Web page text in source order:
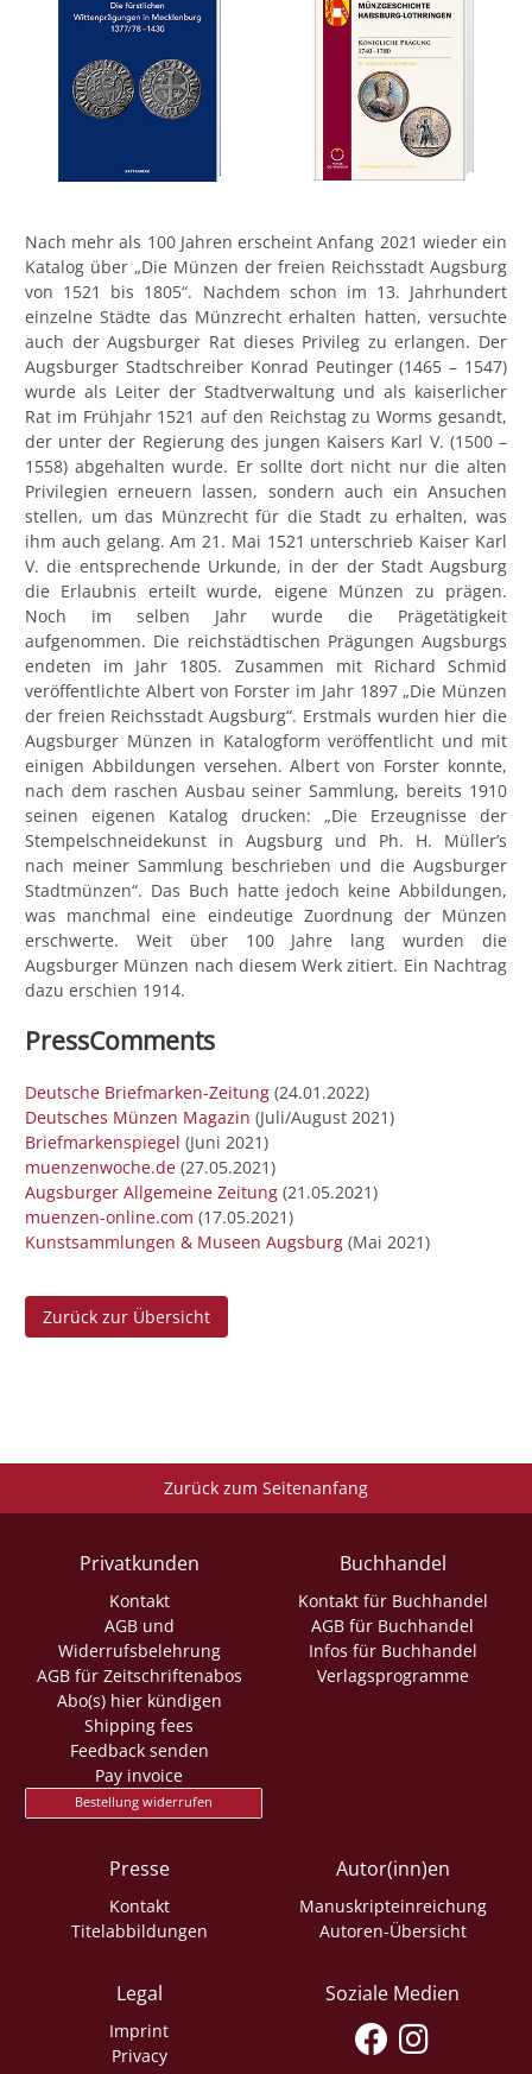
Nach mehr als 100 Jahren erscheint Anfang 2021 wieder ein
Katalog über „Die Münzen der freien Reichsstadt Augsburg
von 1521 bis 1805“. Nachdem schon im 13. Jahrhundert
einzelne Städte das Münzrecht erhalten hatten, versuchte
auch der Augsburger Rat dieses Privileg zu erlangen. Der
Augsburger Stadtschreiber Konrad Peutinger (1465 – 1547)
wurde als Leiter der Stadtverwaltung und als kaiserlicher
Rat im Frühjahr 1521 auf den Reichstag zu Worms gesandt,
der unter der Regierung des jungen Kaisers Karl V. (1500 –
1558) abgehalten wurde. Er sollte dort nicht nur die alten
Privilegien erneuern lassen, sondern auch ein Ansuchen
stellen, um das Münzrecht für die Stadt zu erhalten, was
ihm auch gelang. Am 21. Mai 1521 unterschrieb Kaiser Karl
V. die entsprechende Urkunde, in der der Stadt Augsburg
die Erlaubnis erteilt wurde, eigene Münzen zu prägen.
Noch im selben Jahr wurde die Prägetätigkeit
aufgenommen. Die reichstädtischen Prägungen Augsburgs
endeten im Jahr 1805. Zusammen mit Richard Schmid
veröffentlichte Albert von Forster im Jahr 1897 „Die Münzen
der freien Reichsstadt Augsburg“. Erstmals wurden hier die
Augsburger Münzen in Katalogform veröffentlicht und mit
einigen Abbildungen versehen. Albert von Forster konnte,
nach dem raschen Ausbau seiner Sammlung, bereits 1910
seinen eigenen Katalog drucken: „Die Erzeugnisse der
Stempelschneidekunst in Augsburg und Ph. H. Müller’s
nach meiner Sammlung beschrieben und die Augsburger
Stadtmünzen“. Das Buch hatte jedoch keine Abbildungen,
was manchmal eine eindeutige Zuordnung der Münzen
erschwerte. Weit über 100 Jahre lang wurden die
Augsburger Münzen nach diesem Werk zitiert. Ein Nachtrag
dazu erschien 1914.
PressComments
Deutsche Briefmarken-Zeitung (24.01.2022)
Deutsches Münzen Magazin (Juli/August 2021)
Briefmarkenspiegel (Juni 2021)
muenzenwoche.de (27.05.2021)
Augsburger Allgemeine Zeitung (21.05.2021)
muenzen-online.com (17.05.2021)
Kunstsammlungen & Museen Augsburg (Mai 2021)
Zurück zur Übersicht
Zurück zum Seitenanfang
Privatkunden
Kontakt
AGB und
Widerrufsbelehrung
AGB für Zeitschriftenabos
Abo(s) hier kündigen
Shipping fees
Feedback senden
Pay invoice
Bestellung widerrufen
Buchhandel
Kontakt für Buchhandel
AGB für Buchhandel
Infos für Buchhandel
Verlagsprogramme
Presse
Kontakt
Titelabbildungen
Autor(inn)en
Manuskripteinreichung
Autoren-Übersicht
Legal
Imprint
Privacy
Soziale Medien